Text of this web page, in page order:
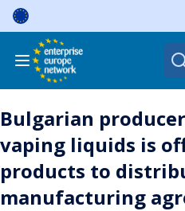
Skip
content
for:
Bulgarian
vaping liquids is
products to
manufacturing